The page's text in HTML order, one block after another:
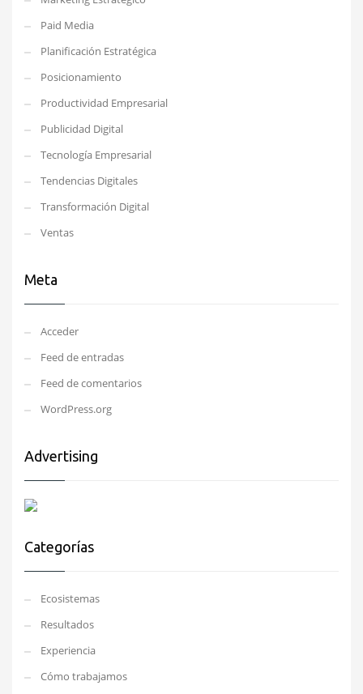
Paid Media
Planificación Estratégica
Posicionamiento
Productividad Empresarial
Publicidad Digital
Tecnología Empresarial
Tendencias Digitales
Transformación Digital
Ventas
Meta
Acceder
Feed de entradas
Feed de comentarios
WordPress.org
Advertising
Categorías
Ecosistemas
Resultados
Experiencia
Cómo trabajamos